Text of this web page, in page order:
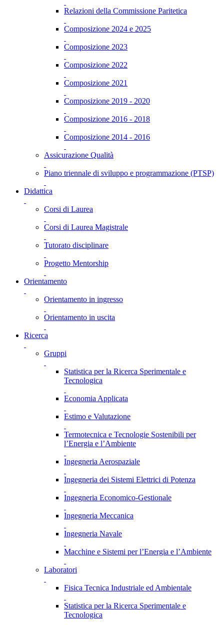
Relazioni della Commissione Paritetica
Composizione 2024 e 2025
Composizione 2023
Composizione 2022
Composizione 2021
Composizione 2019 - 2020
Composizione 2016 - 2018
Composizione 2014 - 2016
Assicurazione Qualità
Piano triennale di sviluppo e programmazione (PTSP)
Didattica
Corsi di Laurea
Corsi di Laurea Magistrale
Tutorato disciplinare
Progetto Mentorship
Orientamento
Orientamento in ingresso
Orientamento in uscita
Ricerca
Gruppi
Statistica per la Ricerca Sperimentale e
Tecnologica
Economia Applicata
Estimo e Valutazione
Termotecnica e Tecnologie Sostenibili per
l’Energia e l’Ambiente
Ingegneria Aerospaziale
Ingegneria dei Sistemi Elettrici di Potenza
Ingegneria Economico-Gestionale
Ingegneria Meccanica
Ingegneria Navale
Macchine e Sistemi per l’Energia e l’Ambiente
Laboratori
Fisica Tecnica Industriale ed Ambientale
Statistica per la Ricerca Sperimentale e
Tecnologica